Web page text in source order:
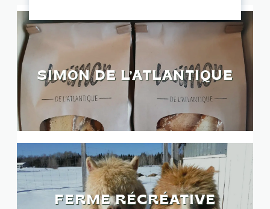
SIMON DE L’ATLANTIQUE
FERME RÉCRÉATIVE